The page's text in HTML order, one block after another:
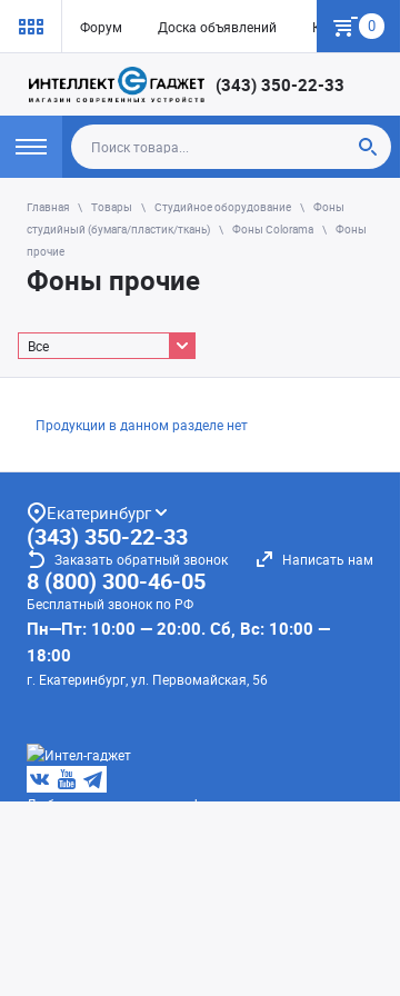
Форум Доска объявлений Как купить
0
(343) 350-22-33
Главная Товары Студийное оборудование
Фоны
студийный (бумага/пластик/ткань)
Фоны Colorama
Фоны
прочие
Фоны прочие
Все
Продукции в данном разделе нет
Екатеринбург
(343) 350-22-33
Заказать обратный звонок Написать нам
8 (800) 300-46-05
Бесплатный звонок по РФ
Пн—Пт: 10:00 — 20:00. Сб, Вс: 10:00 —
18:00
г. Екатеринбург, ул. Первомайская, 56
Любое несоответствие информации о продукте на